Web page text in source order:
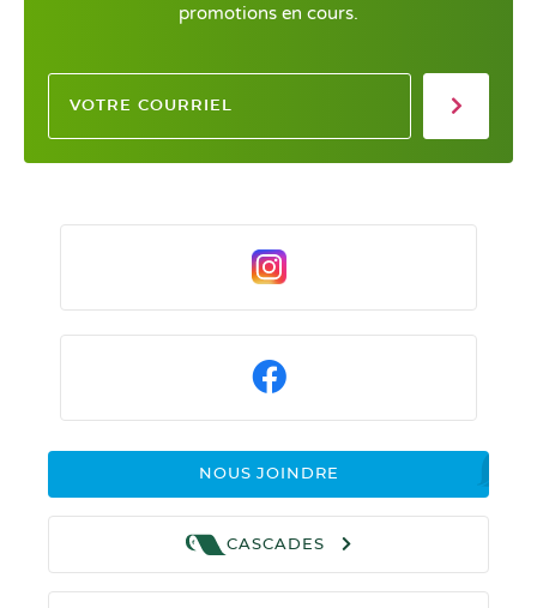
promotions en cours.
NOUS JOINDRE
CASCADES